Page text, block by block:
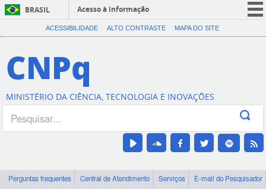
BRASIL
Acesso à informação
CORONAVÍRUS (COVID-19)
Canais
ACESSIBILIDADE ALTO CONTRASTE MAPA DO SITE
CNPq
MINISTÉRIO DA CIÊNCIA, TECNOLOGIA E INOVAÇÕES
Perguntas frequentes Central de Atendimento Serviços
E-mail do Pesquisador